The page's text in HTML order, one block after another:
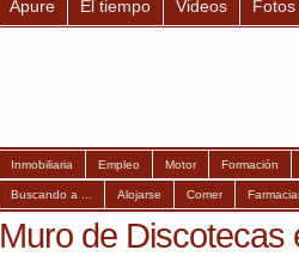
Apure El tiempo Videos Fotos
Inmobiliaria Empleo Motor Formación
Buscando a ... Alojarse Comer
Muro de Discotecas